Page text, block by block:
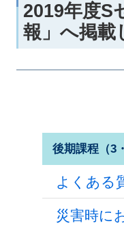
2019年度S
報」へ掲載
後期課程（3
よくある
災害時に